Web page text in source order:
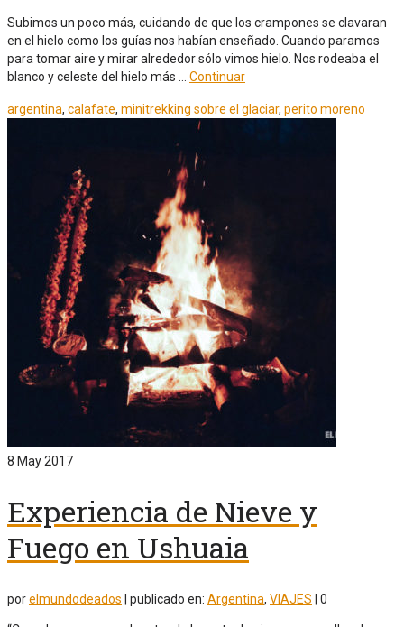
Subimos un poco más, cuidando de que los crampones se clavaran
en el hielo como los guías nos habían enseñado. Cuando paramos
para tomar aire y mirar alrededor sólo vimos hielo. Nos rodeaba el
blanco y celeste del hielo más … Continuar
argentina, calafate, minitrekking sobre el glaciar, perito moreno
8 May 2017
Experiencia de Nieve y
Fuego en Ushuaia
porelmundodeados publicado en: Argentina, VIAJES 0